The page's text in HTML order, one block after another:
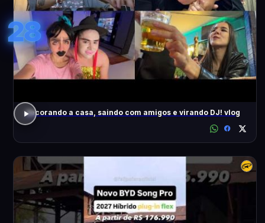
28
decorando a casa, saindo com amigos e virando DJ! vlog